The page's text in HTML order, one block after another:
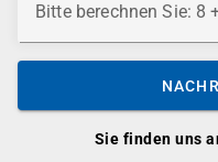
Sie finden uns
Bitte berechnen Sie: 8